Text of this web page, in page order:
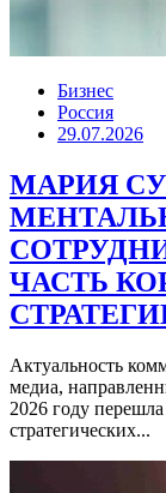
Бизнес
Россия
29.07.2026
МАРИЯ
ЧАСТЬ
Актуальность
медиа,
2026 году
стратегических...